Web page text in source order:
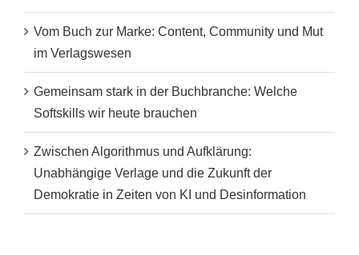
Vom Buch zur Marke: Content, Community und Mut
im Verlagswesen
Gemeinsam stark in der Buchbranche: Welche
Softskills wir heute brauchen
Zwischen Algorithmus und Aufklärung:
Unabhängige Verlage und die Zukunft der
Demokratie in Zeiten von KI und Desinformation